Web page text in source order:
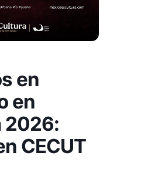
en
en
2026:
CECUT